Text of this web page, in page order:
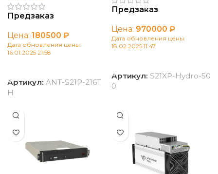
Предзаказ
Цена: 180500 ₽
Дата обновления цены:
16.01.2025 21:58
Артикул: ANT-S21P-216T
H
Предзаказ
Цена: 970000 ₽
Дата обновления цены:
18.02.2025 11:47
Артикул: S21XP-Hydro-50
0